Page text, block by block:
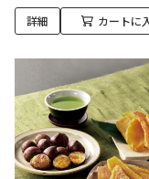
詳細 カートに